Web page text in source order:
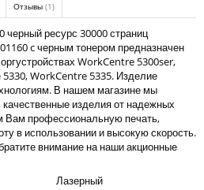
Отзывы (1)
черный ресурс 30000 страниц
c черным тонером предназначен
WorkCentre 5300ser,
WorkCentre 5335. Изделие
В нашем магазине мы
изделия от надежных
Вам профессиональную печать,
в использовании и высокую скорость.
внимание на наши акционные
Лазерный